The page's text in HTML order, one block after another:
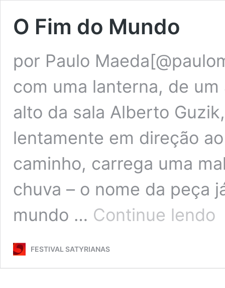
O Fim do Mundo
por Paulo
com uma lanterna, de
alto da sala Alberto
lentamente em direção
caminho, carrega uma
chuva – o nome da peça
mundo … Continue lendo
FESTIVAL SATYRIANAS